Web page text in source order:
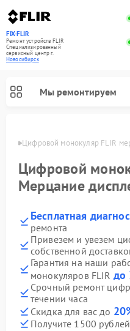
FIX-FLIR
Ремонт устройств FLIR
Специализированный
cервисный центр г.
Новосибирск
Мы ремонтируем
Цифровой монокуляр FLIR
Цифровой
Мерцание
Бесплатная
ремонта
Привезем и увезем
собственной
Гарантия на наши
монокуляров FLIR до
Срочный ремонт
течении часа
Скидка для вас до
Получите 1500